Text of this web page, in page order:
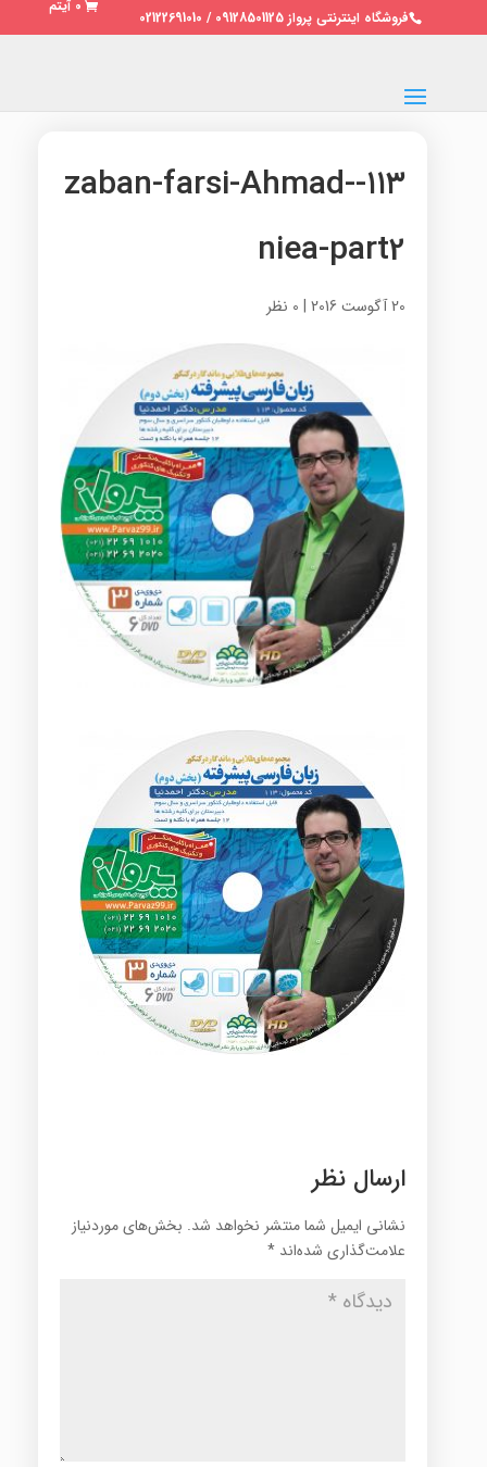
فروشگاه اینترنتی پرواز 09128501125 / 02122691010
0 آیتم
۱۱۳-zaban-farsi-Ahmad-
niea-part2
20 آگوست 2016 | 0 نظر
ارسال نظر
نشانی ایمیل شما منتشر نخواهد شد. بخش‌های موردنیاز
علامت‌گذاری شده‌اند *